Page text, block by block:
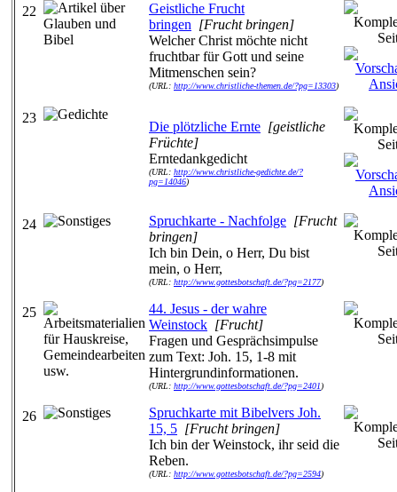
22
Geistliche Frucht
bringen [Frucht bringen]
Welcher Christ möchte nicht
fruchtbar für Gott und seine
Mitmenschen sein?
(URL: http://www.christliche-themen.de/?pg=13303)
23
Die plötzliche Ernte [geistliche
Früchte]
Erntedankgedicht
(URL: http://www.christliche-gedichte.de/?
pg=14046)
24 Spruchkarte - Nachfolge [Frucht
bringen]
Ich bin Dein, o Herr, Du bist
mein, o Herr,
(URL: http://www.gottesbotschaft.de/?pg=2177)
25
44. Jesus - der wahre
Weinstock [Frucht]
Fragen und Gesprächsimpulse
zum Text: Joh. 15, 1-8 mit
Hintergrundinformationen.
(URL: http://www.gottesbotschaft.de/?pg=2401)
26
Spruchkarte mit Bibelvers Joh.
15, 5 [Frucht bringen]
Ich bin der Weinstock, ihr seid die
Reben.
(URL: http://www.gottesbotschaft.de/?pg=2594)